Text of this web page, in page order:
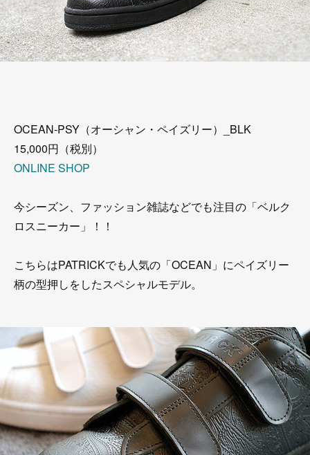
OCEAN-PSY（オーシャン・ペイズリー）_BLK
15,000円（税別）
ONLINE SHOP
今シーズン、ファッション雑誌などでも注目の「ベルク
ロスニーカー」！！
こちらはPATRICKでも人気の「OCEAN」にペイズリー
柄の型押しをしたスペシャルモデル。